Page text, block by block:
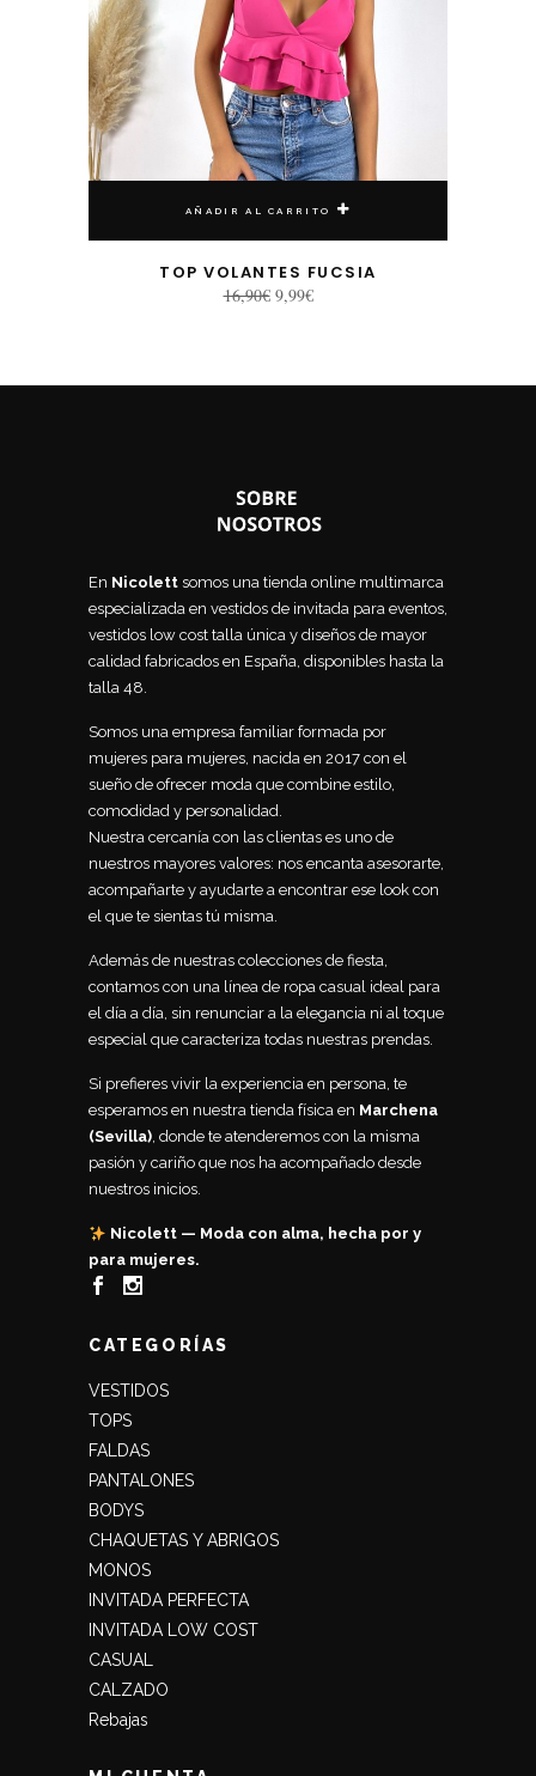
AÑADIR AL CARRITO
TOP VOLANTES FUCSIA
16,90€ El
precio
9,99€El
En Nicolett somos una tienda online multimarca
especializada en vestidos de invitada para eventos,
vestidos low cost talla única y diseños de mayor
calidad fabricados en España, disponibles hasta la
talla 48.
Somos una empresa familiar formada por
mujeres para mujeres, nacida en 2017 con el
sueño de ofrecer moda que combine estilo,
comodidad y personalidad.
Nuestra cercanía con las clientas es uno de
nuestros mayores valores: nos encanta asesorarte,
acompañarte y ayudarte a encontrar ese look con
el que te sientas tú misma.
Además de nuestras colecciones de fiesta,
contamos con una línea de ropa casual ideal para
el día a día, sin renunciar a la elegancia ni al toque
especial que caracteriza todas nuestras prendas.
Si prefieres vivir la experiencia en persona, te
esperamos en nuestra tienda física en Marchena
(Sevilla), donde te atenderemos con la misma
pasión y cariño que nos ha acompañado desde
nuestros inicios.
Nicolett — Moda con alma, hecha por y
para mujeres.
CATEGORÍAS
VESTIDOS
TOPS
FALDAS
PANTALONES
BODYS
CHAQUETAS Y ABRIGOS
MONOS
INVITADA PERFECTA
INVITADA LOW COST
CASUAL
CALZADO
Rebajas